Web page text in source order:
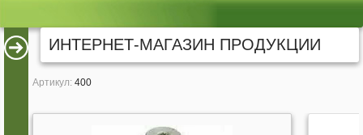
ИНТЕРНЕТ-МАГАЗИН ПРОДУКЦИИ
Артикул: 400